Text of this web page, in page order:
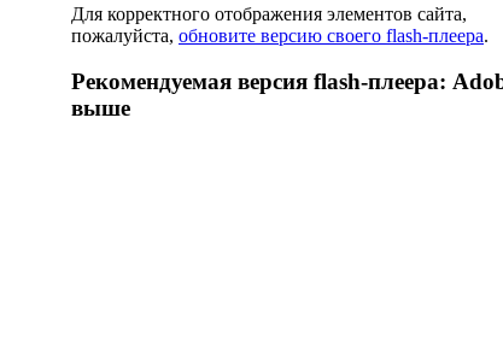
Для корректного отображения элементов сайта,
пожалуйста, обновите версию своего flash-плеера.
Рекомендуемая версия flash-плеера:
выше